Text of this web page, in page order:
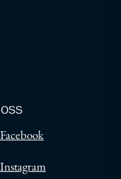
Facebook
Instagram